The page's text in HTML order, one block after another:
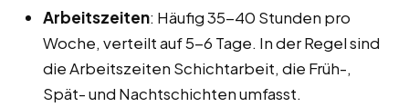
Arbeitszeiten: Häufig 35-40 Stunden pro
Woche, verteilt auf 5-6 Tage. In der Regel sind
die Arbeitszeiten Schichtarbeit, die Früh-,
Spät- und Nachtschichten umfasst.